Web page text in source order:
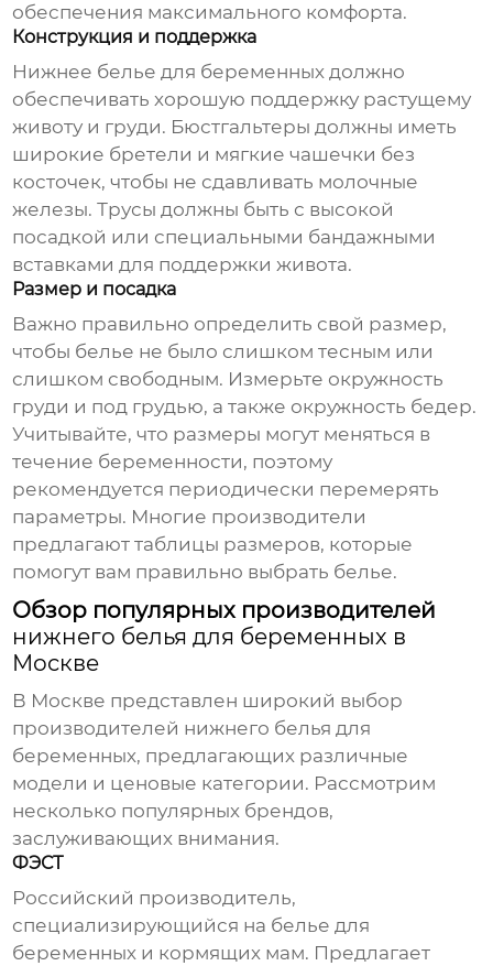
обеспечения максимального комфорта.
Конструкция и поддержка
Нижнее белье для беременных должно
обеспечивать хорошую поддержку растущему
животу и груди. Бюстгальтеры должны иметь
широкие бретели и мягкие чашечки без
косточек, чтобы не сдавливать молочные
железы. Трусы должны быть с высокой
посадкой или специальными бандажными
вставками для поддержки живота.
Размер и посадка
Важно правильно определить свой размер,
чтобы белье не было слишком тесным или
слишком свободным. Измерьте окружность
груди и под грудью, а также окружность бедер.
Учитывайте, что размеры могут меняться в
течение беременности, поэтому
рекомендуется периодически перемерять
параметры. Многие производители
предлагают таблицы размеров, которые
помогут вам правильно выбрать белье.
Обзор популярных производителей
нижнего белья для беременных в
Москве
В Москве представлен широкий выбор
производителей нижнего белья для
беременных, предлагающих различные
модели и ценовые категории. Рассмотрим
несколько популярных брендов,
заслуживающих внимания.
ФЭСТ
Российский производитель,
специализирующийся на белье для
беременных и кормящих мам. Предлагает